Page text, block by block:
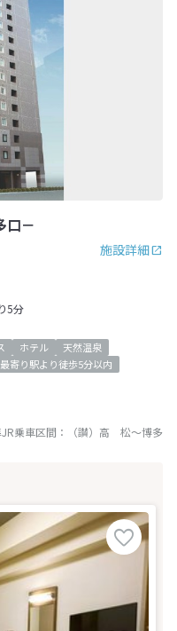
口－
施設詳細
5分
ホテル
天然温泉
最寄り駅より徒歩5分以内
乗車区間： （讃）高 松～博多